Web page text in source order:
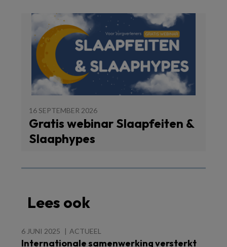
16 SEPTEMBER 2026
Gratis webinar Slaapfeiten &
Slaaphypes
Lees ook
6 JUNI 2025 ACTUEEL
Internationale samenwerking versterkt